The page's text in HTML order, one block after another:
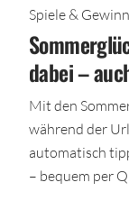
Spiele &
dabei –
Mit den
während der
automatisch
– bequem per